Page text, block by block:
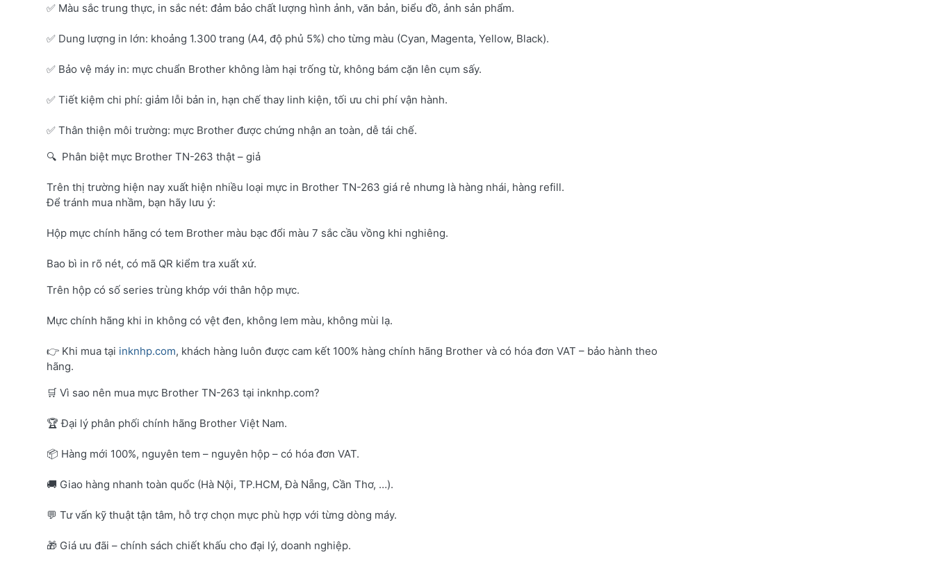
✅ Màu sắc trung thực, in sắc nét: đảm bảo chất lượng hình ảnh, văn bản, biểu đồ, ảnh sản phẩm.
✅ Dung lượng in lớn: khoảng 1.300 trang (A4, độ phủ 5%) cho từng màu (Cyan, Magenta, Yellow, Black).
✅ Bảo vệ máy in: mực chuẩn Brother không làm hại trống từ, không bám cặn lên cụm sấy.
✅ Tiết kiệm chi phí: giảm lỗi bản in, hạn chế thay linh kiện, tối ưu chi phí vận hành.
✅ Thân thiện môi trường: mực Brother được chứng nhận an toàn, dễ tái chế.
🔍 Phân biệt mực Brother TN-263 thật – giả
Trên thị trường hiện nay xuất hiện nhiều loại mực in Brother TN-263 giá rẻ nhưng là hàng nhái, hàng refill.
Để tránh mua nhầm, bạn hãy lưu ý:
Hộp mực chính hãng có tem Brother màu bạc đổi màu 7 sắc cầu vồng khi nghiêng.
Bao bì in rõ nét, có mã QR kiểm tra xuất xứ.
Trên hộp có số series trùng khớp với thân hộp mực.
Mực chính hãng khi in không có vệt đen, không lem màu, không mùi lạ.
👉 Khi mua tại inknhp.com, khách hàng luôn được cam kết 100% hàng chính hãng Brother và có hóa đơn VAT – bảo hành theo
hãng.
🛒 Vì sao nên mua mực Brother TN-263 tại inknhp.com?
🏆 Đại lý phân phối chính hãng Brother Việt Nam.
📦 Hàng mới 100%, nguyên tem – nguyên hộp – có hóa đơn VAT.
🚚 Giao hàng nhanh toàn quốc (Hà Nội, TP.HCM, Đà Nẵng, Cần Thơ, …).
💬 Tư vấn kỹ thuật tận tâm, hỗ trợ chọn mực phù hợp với từng dòng máy.
🎁 Giá ưu đãi – chính sách chiết khấu cho đại lý, doanh nghiệp.